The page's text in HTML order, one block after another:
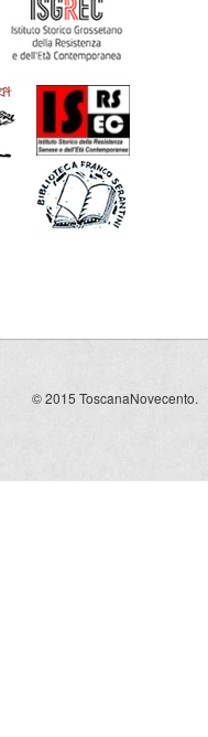
© 2015 ToscanaNovecento.